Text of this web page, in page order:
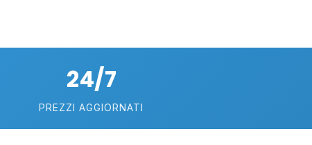
24/7
PREZZI AGGIORNATI